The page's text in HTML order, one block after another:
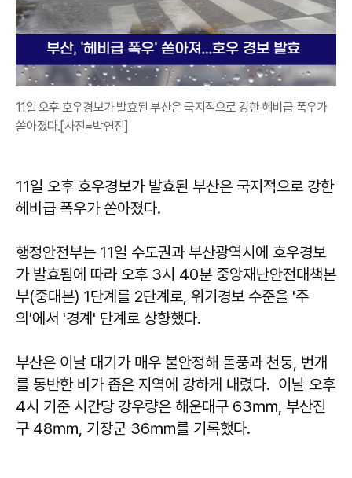
11일 오후 호우경보가 발효된 부산은 국지적으로 강한 헤비급 폭우가
쏟아졌다.[사진=박연진]
11일 오후 호우경보가 발효된 부산은 국지적으로 강한
헤비급 폭우가 쏟아졌다.
행정안전부는 11일 수도권과 부산광역시에 호우경보
가 발효됨에 따라 오후 3시 40분 중앙재난안전대책본
부(중대본) 1단계를 2단계로, 위기경보 수준을 '주
의'에서 '경계' 단계로 상향했다.
부산은 이날 대기가 매우 불안정해 돌풍과 천둥, 번개
를 동반한 비가 좁은 지역에 강하게 내렸다. 이날 오후
4시 기준 시간당 강우량은 해운대구 63㎜, 부산진
구 48㎜, 기장군 36㎜를 기록했다.